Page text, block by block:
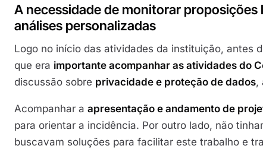
A necessidade de monitorar
análises personalizadas
Logo no início das atividades da instituição, antes
que era importante acompanhar as atividades do
discussão sobre privacidade e proteção de dados,
Acompanhar a apresentação e andamento de
para orientar a incidência. Por outro lado, não
buscavam soluções para facilitar este trabalho e